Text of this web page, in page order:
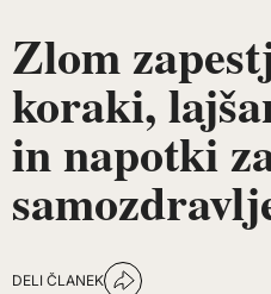
Zlom
koraki,
in napotki
DELI ČLANEK